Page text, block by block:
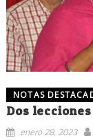
NOTAS
Dos
enero 28, 2023